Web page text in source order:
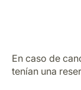
En caso de
tenían una